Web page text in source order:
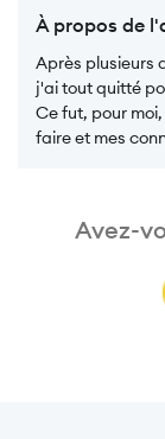
À propos de
Après plusieurs
j'ai tout quitté
Ce fut, pour
faire et mes
Avez-